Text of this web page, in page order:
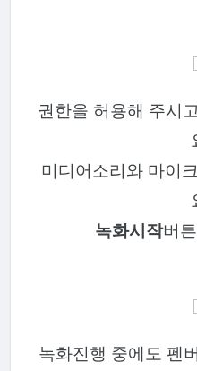
권한을 허용해 주시
미디어소리와 마이
녹화시작버
녹화진행 중에도 펜